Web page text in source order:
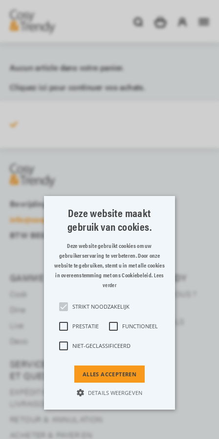
Aucun article dans votre panier.
Cliquezicipour continuer vos achats.
Bevrijdingslaan 13-15, 8700 Tielt
info@cosyandtrendy.eu
BTW BE0408161845
GAMME
Cook
Dine
Live
Deco
COSY & TRENDY
POUR LES
PROFESSIONNELS
SERVICE CLIENTÈLE
ET QUESTIONS
RETOUR & ANNULATION
ACHETER & PAYER EN
Deze website maakt
gebruik van cookies.
Deze website gebruikt cookies om uw
gebruikerservaring te verbeteren. Door onze
website te gebruiken, stemt u in met alle cookies
in overeenstemming met ons Cookiebeleid. Lees
verder
STRIKT NOODZAKELIJK
PRESTATIE FUNCTIONEEL
NIET-GECLASSIFICEERD
ALLES ACCEPTEREN
DETAILS WEERGEVEN